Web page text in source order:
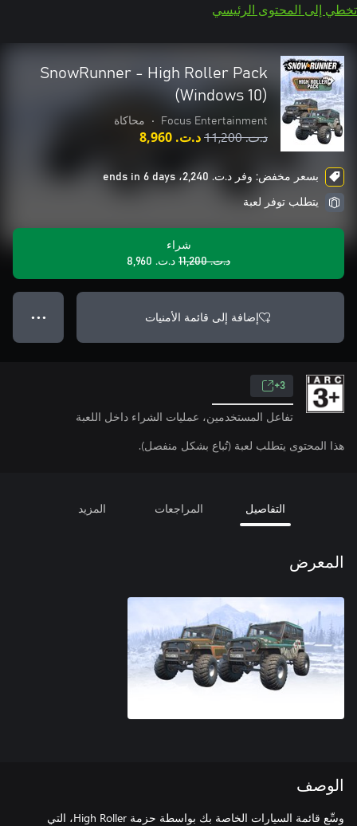
تخطي إلى المحتوى الرئيسي
SnowRunner - High Roller Pack
(Windows 10)
Focus Entertainment
• محاكاة
د.ت.‏ 11,200 د.ت.‏ 8,960
بسعر مخفض: وفر د.ت.‏ 2,240، ends in 6 days
يتطلب توفر لعبة
شراء
د.ت.‏ 11,200
د.ت.‏ 8,960
إضافة إلى قائمة الأمنيات ● ● ●
3+
تفاعل المستخدمين، عمليات الشراء داخل اللعبة
هذا المحتوى يتطلب لعبة (تُباع بشكل منفصل).
التفاصيل المراجعات المزيد
المعرض
الوصف
وسِّع قائمة السيارات الخاصة بك بواسطة حزمة High Roller، التي